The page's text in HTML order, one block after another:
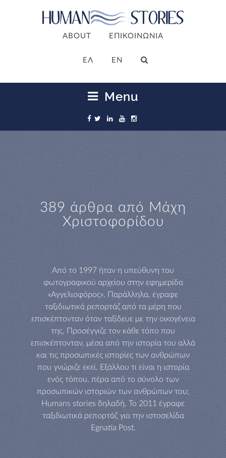
ABOUT ΕΠΙΚΟΙΝΩΝΙΑ
ΕΛ EN
Menu
389 άρθρα από Μάχη
Χριστοφορίδου
Από το 1997 ήταν η υπεύθυνη του
φωτογραφικού αρχείου στην εφημερίδα
«Αγγελιοφόρος». Παράλληλα, έγραφε
ταξιδιωτικά ρεπορτάζ από τα μέρη που
επισκέπτονταν όταν ταξίδευε με την οικογένεια
της. Προσέγγιζε τον κάθε τόπο που
επισκέπτονταν, μέσα από την ιστορία του αλλά
και τις προσωπικές ιστορίες των ανθρώπων
που γνώριζε εκεί. Εξάλλου τι είναι η ιστορία
ενός τόπου, πέρα από το σύνολο των
προσωπικών ιστοριών των ανθρώπων του;
Humans stories δηλαδή. Το 2011 έγραφε
ταξιδιωτικά ρεπορτάζ για την ιστοσελίδα
Egnatia Post.